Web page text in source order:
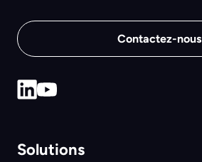
Contactez-nous
Solutions